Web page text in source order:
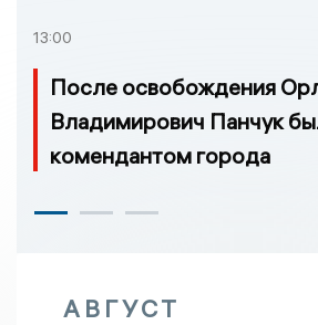
13:00
После освобождения
Владимирович Панчук
комендантом города
АВГУСТ